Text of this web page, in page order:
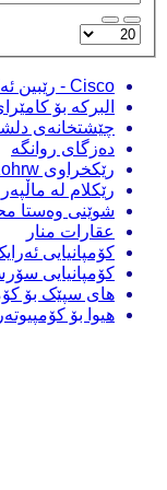
Cisco - رێبین ئەکادیمی
البرکە بۆ
چێشتخانەی
دەزگای روانگە
رێکخراوی Kohrw
رێکلام لە
شوێنی وەستا
عقارات منار
کۆمپانیایی
کۆمپانیایی
های سپێک بۆ
هیوا بۆ کۆمپیوتەر